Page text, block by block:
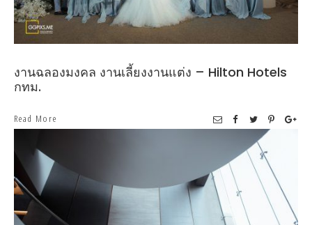
งานฉลองมงคล งานเลี้ยงงานแต่ง – Hilton Hotels
กทม.
Read More